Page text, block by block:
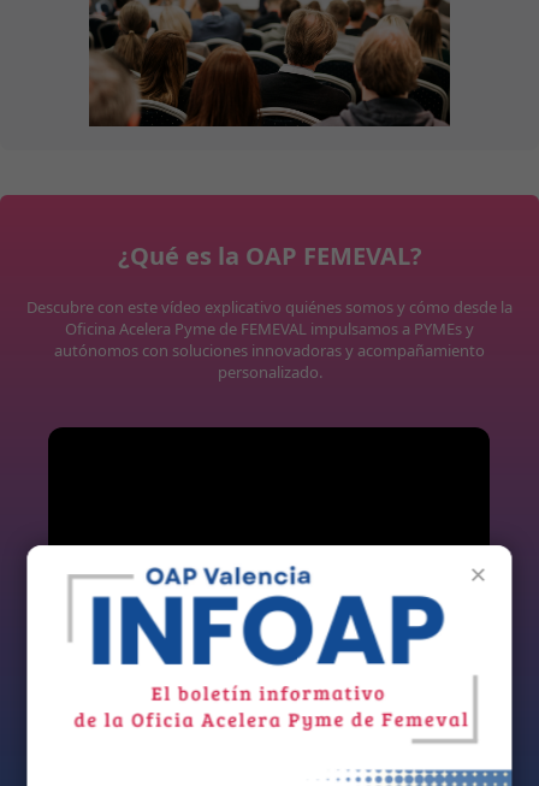
¿Qué es la OAP FEMEVAL?
Descubre con este vídeo explicativo quiénes somos y cómo desde la
Oficina Acelera Pyme de FEMEVAL impulsamos a PYMEs y
autónomos con soluciones innovadoras y acompañamiento
personalizado.
×